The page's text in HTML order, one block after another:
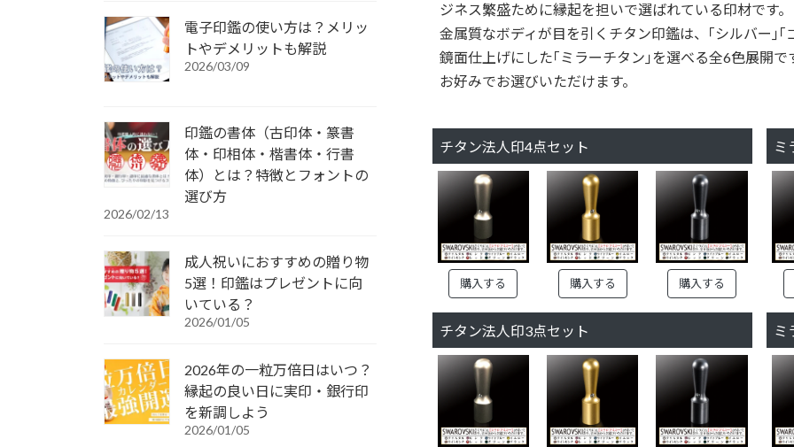
ジネス繁盛ために縁起を担いで選ばれている印材です。
金属質なボディが目を引くチタン印鑑は、｢シルバー｣
鏡面仕上げにした｢ミラーチタン｣を選べる全6色展開
お好みでお選びいただけます。
チタン法人印4点セット
購入する 購入する 購入する
ミ
チタン法人印3点セット ミ
電子印鑑の使い方は？メリッ
トやデメリットも解説
2026/03/09
印鑑の書体（古印体・篆書
体・印相体・楷書体・行書
体）とは？特徴とフォントの
選び方
2026/02/13
成人祝いにおすすめの贈り物
5選！印鑑はプレゼントに向
いている？
2026/01/05
2026年の一粒万倍日はいつ？
縁起の良い日に実印・銀行印
を新調しよう
2026/01/05